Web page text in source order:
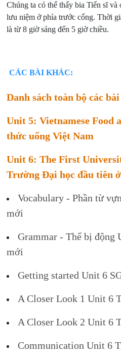
Chúng ta có thể thấy bia Tiến sĩ và
lưu niệm ở phía trước cổng. Thời
là từ 8 giờ sáng đến 5 giờ chiều.
CÁC BÀI KHÁC:
Danh sách toàn bộ các
Unit 5: Vietnamese Food
thức uống Việt Nam
Unit 6: The First
Trường Đại học đầu tiên
Vocabulary - Phần từ
mới
Grammar - Thể bị động
mới
Getting started Unit 6
A Closer Look 1 Unit 6
A Closer Look 2 Unit 6
Communication Unit 6